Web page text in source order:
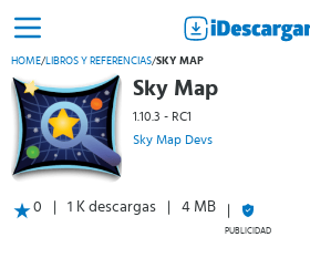
HOME/LIBROS Y REFERENCIAS/SKY MAP
Sky Map
1.10.3 - RC1
Sky Map Devs
0 1 K descargas 4 MB
PUBLICIDAD